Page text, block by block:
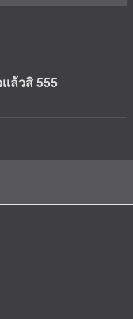
ล้วสิ 555